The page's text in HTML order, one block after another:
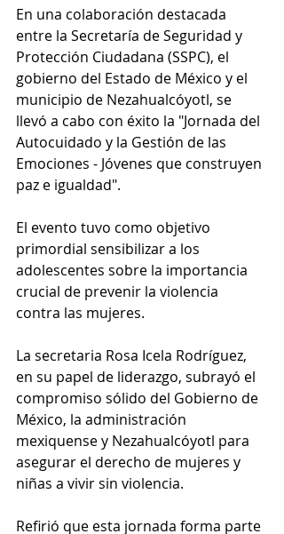
En una colaboración destacada
entre la Secretaría de Seguridad y
Protección Ciudadana (SSPC), el
gobierno del Estado de México y el
municipio de Nezahualcóyotl, se
llevó a cabo con éxito la "Jornada del
Autocuidado y la Gestión de las
Emociones - Jóvenes que construyen
paz e igualdad".
El evento tuvo como objetivo
primordial sensibilizar a los
adolescentes sobre la importancia
crucial de prevenir la violencia
contra las mujeres.
La secretaria Rosa Icela Rodríguez,
en su papel de liderazgo, subrayó el
compromiso sólido del Gobierno de
México, la administración
mexiquense y Nezahualcóyotl para
asegurar el derecho de mujeres y
niñas a vivir sin violencia.
Refirió que esta jornada forma parte